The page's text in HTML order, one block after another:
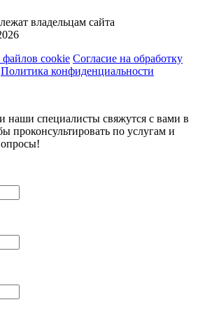
владельцам сайта
файлов cookie Согласие на обработку
Политика конфиденциальности
наши специалисты свяжутся с вами в
проконсультировать по услугам и